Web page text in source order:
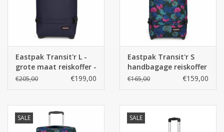
Eastpak Transit'r L -
grote maat reiskoffer -
Nearby Navy
€205,00 €199,00
Eastpak Transit'r S
handbagage reiskoffer
- Mystical Dark
€165,00 €159,00
SALE SALE